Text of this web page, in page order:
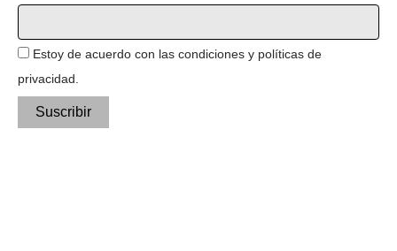
Estoy de acuerdo con las condiciones y políticas de
privacidad.